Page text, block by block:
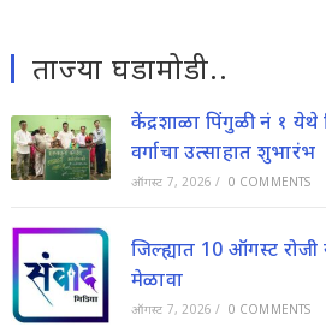
ताज्या घडामोडी..
केंद्रशाळा पिंगुळी नं १ येथे
वर्गाचा उत्साहात शुभारंभ
ऑगस्ट 7, 2026 / 0 COMMENTS
जिल्ह्यात 10 ऑगस्ट रोजी
मेळावा
ऑगस्ट 7, 2026 / 0 COMMENTS